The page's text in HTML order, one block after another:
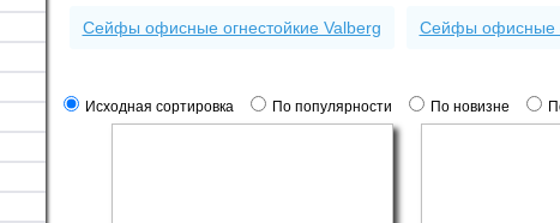
Сейфы офисные огнестойкие Valberg Сейфы офисные
Исходная сортировка По популярности По новизне